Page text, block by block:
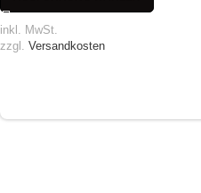
inkl. MwSt.
zzgl. Versandkosten